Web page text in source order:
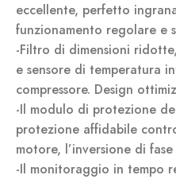
eccellente, perfetto
funzionamento regolare e
-Filtro di dimensioni
e sensore di temperatura
compressore. Design
-Il modulo di protezione
protezione affidabile
motore, l’inversione di
-Il monitoraggio in tempo